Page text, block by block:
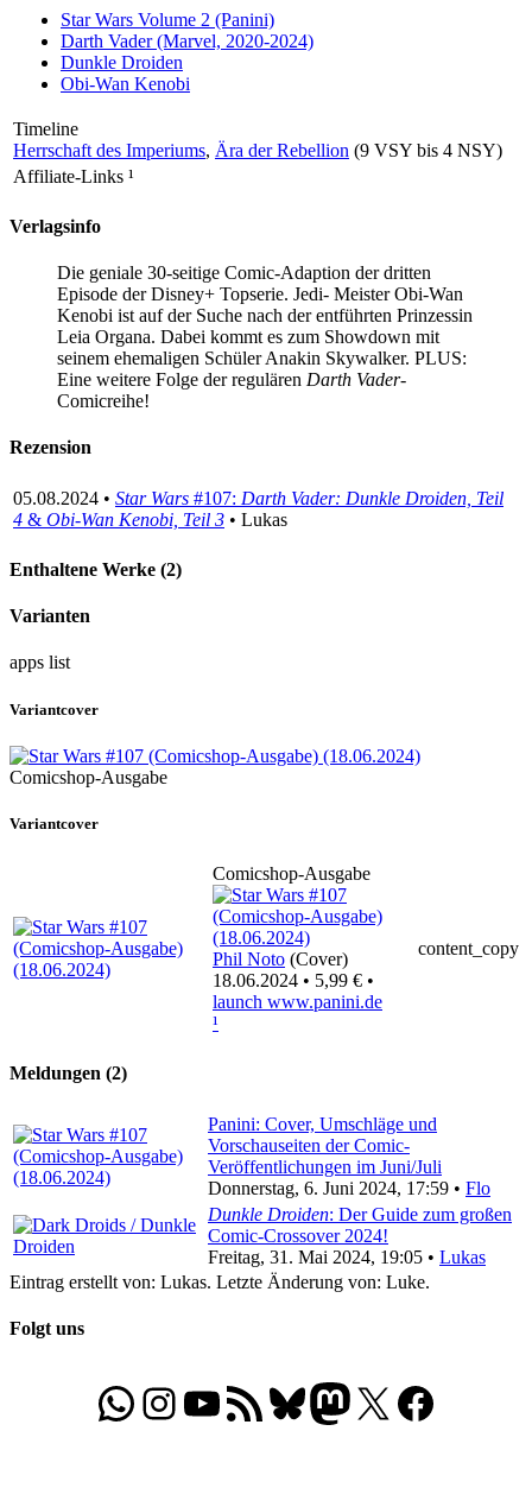
Star Wars Volume 2 (Panini)
Darth Vader (Marvel, 2020-2024)
Dunkle Droiden
Obi-Wan Kenobi
Timeline
Herrschaft des Imperiums, Ära der Rebellion (9 VSY bis 4 NSY)
Affiliate-Links ¹
Verlagsinfo
Die geniale 30-seitige Comic-Adaption der dritten
Episode der Disney+ Topserie. Jedi- Meister Obi-Wan
Kenobi ist auf der Suche nach der entführten Prinzessin
Leia Organa. Dabei kommt es zum Showdown mit
seinem ehemaligen Schüler Anakin Skywalker. PLUS:
Eine weitere Folge der regulären Darth Vader-
Comicreihe!
Rezension
05.08.2024 • Star Wars #107: Darth Vader: Dunkle Droiden, Teil
4 & Obi-Wan Kenobi, Teil 3 • Lukas
Enthaltene Werke (2)
Varianten
apps list
Variantcover
Comicshop-Ausgabe
Variantcover
Comicshop-Ausgabe
Phil Noto (Cover)
18.06.2024 • 5,99 € •
launch www.panini.de
¹
content_copy
Meldungen (2)
Panini: Cover, Umschläge und
Vorschauseiten der Comic-
Veröffentlichungen im Juni/Juli
Donnerstag, 6. Juni 2024, 17:59 • Flo
Dunkle Droiden: Der Guide zum großen
Comic-Crossover 2024!
Freitag, 31. Mai 2024, 19:05 • Lukas
Eintrag erstellt von: Lukas. Letzte Änderung von: Luke.
Folgt uns
WhatsApp
Folgt uns auf Instagram
Besucht unseren YouTube-Kanal
RSS-FeedBluesky
Folgt uns auf Mastodon
X Folgt uns auf